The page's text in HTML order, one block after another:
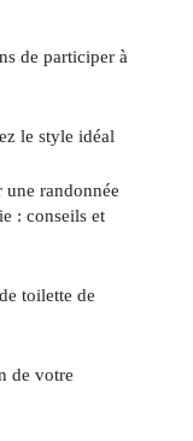
de participer à
le style idéal
randonnée
: conseils et
toilette de
de votre